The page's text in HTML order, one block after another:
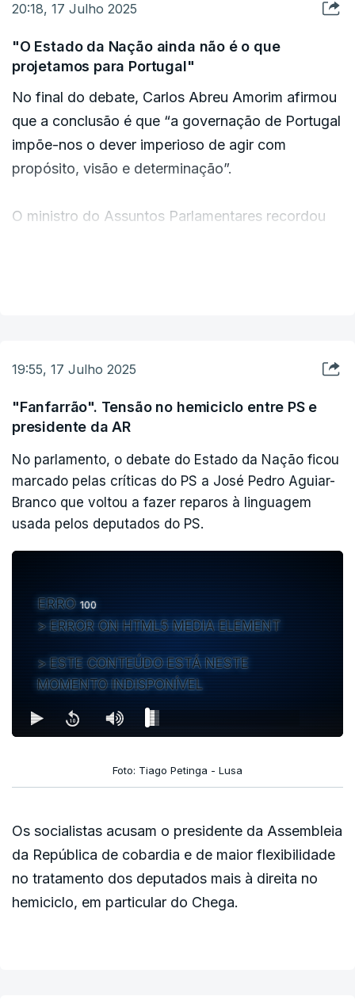
20:18, 17 Julho 2025
"O Estado da Nação ainda não é o que
projetamos para Portugal"
No final do debate, Carlos Abreu Amorim afirmou
que a conclusão é que “a governação de Portugal
impõe-nos o dever imperioso de agir com
propósito, visão e determinação”.
O ministro do Assuntos Parlamentares recordou
Porque “Portugal não precisa de consensos para
adiar o amanhã; precisa de consensos para
avançar hoje”. Abreu Amorim criticou, então, as
acusações de o Governo estar a aproximar-se do
Chega e se associar nas políticas de imigração.
projetamos para Portugal. Persistem fragilidades
estruturais, desigualdades inadmissíveis,
realismo com resignação”.
ERROR ON HTML5 MEDIA ELEMENT
O Governo, segundo o ministro, “não veio negar
19:55, 17 Julho 2025
"Fanfarrão". Tensão no hemiciclo entre PS e
presidente da AR
No parlamento, o debate do Estado da Nação ficou
marcado pelas críticas do PS a José Pedro Aguiar-
Branco que voltou a fazer reparos à linguagem
usada pelos deputados do PS.
ERRO100
ERROR ON HTML5 MEDIA ELEMENT
ESTE CONTEÚDO ESTÁ NESTE
MOMENTO INDISPONÍVEL
Foto: Tiago Petinga - Lusa
Os socialistas acusam o presidente da Assembleia
da República de cobardia e de maior flexibilidade
no tratamento dos deputados mais à direita no
hemiciclo, em particular do Chega.